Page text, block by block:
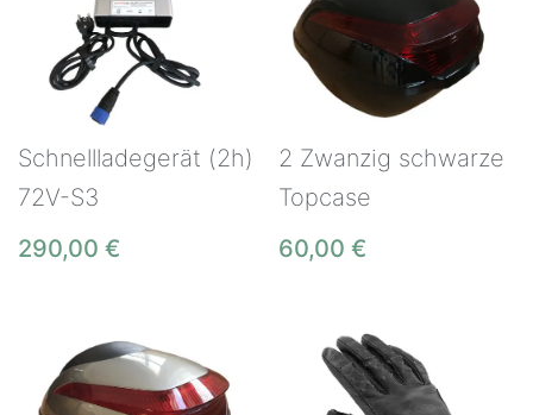
Schnellladegerät (2h)
72V-S3
290,00 €
2 Zwanzig schwarze
Topcase
60,00 €